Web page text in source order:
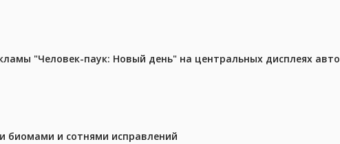
"Человек-паук: Новый день" на центральных дисплеях авто
биомами и сотнями исправлений